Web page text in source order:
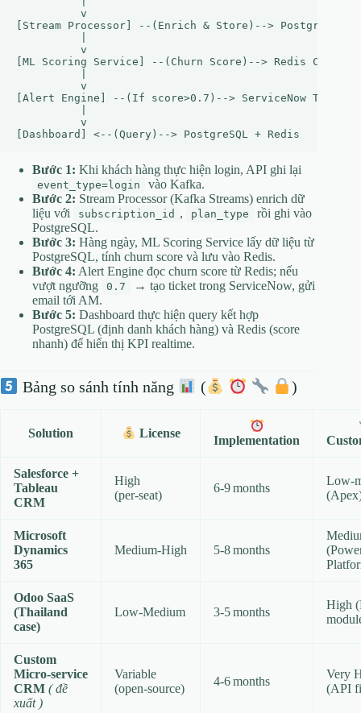
          v
[Stream Processor] --(Enrich & Store)--> PostgreSQL
          v
[ML Scoring Service] --(Churn Score)--> Redis Cache
          v
[Alert Engine] --(If score>0.7)--> ServiceNow Ticket
          v
Bước 1: Khi khách hàng thực hiện login, API ghi lại
event_type=login
vào Kafka.
Bước 2: Stream Processor (Kafka Streams) enrich dữ
liệu với
subscription_id , plan_type
rồi ghi vào
PostgreSQL.
Bước 3: Hàng ngày, ML Scoring Service lấy dữ liệu từ
PostgreSQL, tính churn score và lưu vào Redis.
Bước 4: Alert Engine đọc churn score từ Redis; nếu
vượt ngưỡng
0.7
→ tạo ticket trong ServiceNow, gửi
email tới AM.
Bước 5: Dashboard thực hiện query kết hợp
PostgreSQL (định danh khách hàng) và Redis (score
nhanh) để hiển thị KPI realtime.
Bảng so sánh tính năng ( )
Solution License
Implementation
Salesforce +
Tableau
CRM
High
(per‑seat)
6‑9 months
Microsoft
Dynamics
365
Medium‑High 5‑8 months
Odoo SaaS
(Thailand
case)
Low‑Medium 3‑5 months
High
Custom
Micro‑service
CRM ( đề
xuất )
Variable
(open‑source)
4‑6 months
Very
(API